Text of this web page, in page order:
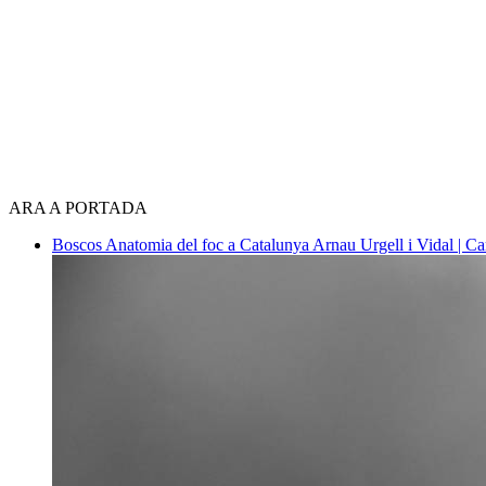
ARA A PORTADA
Boscos Anatomia del foc a Catalunya Arnau Urgell i Vidal |